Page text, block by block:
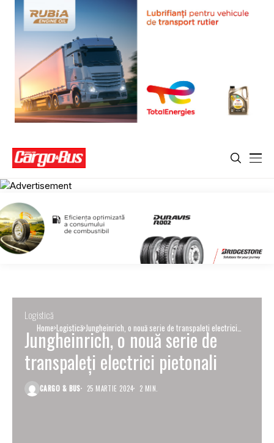
Home Logistică Jungheinrich, o nouă serie de transpaleți electrici
pietonali
Logistică
Jungheinrich, o nouă serie de
transpaleți electrici pietonali
CARGO & BUS 25 MARTIE 2024 2 MIN.